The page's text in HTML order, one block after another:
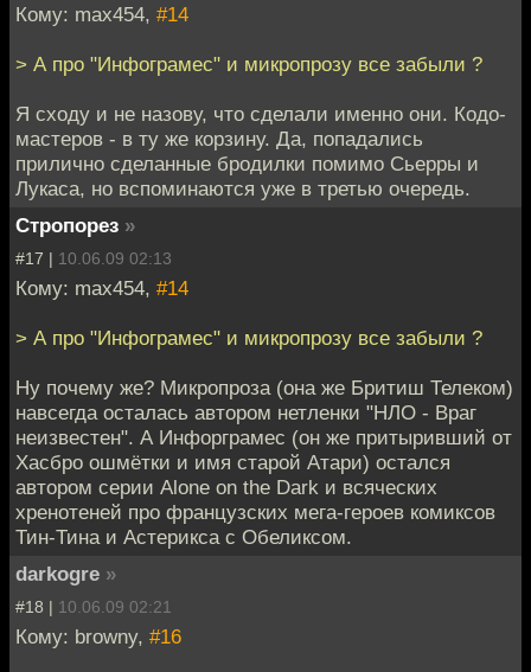
Кому: max454, #14
> А про "Инфограмес" и микропрозу все забыли ?
Я сходу и не назову, что сделали именно они. Кодо-
мастеров - в ту же корзину. Да, попадались
прилично сделанные бродилки помимо Сьерры и
Лукаса, но вспоминаются уже в третью очередь.
Стропорез »
#17 | 10.06.09 02:13
Кому: max454, #14
> А про "Инфограмес" и микропрозу все забыли ?
Ну почему же? Микропроза (она же Бритиш Телеком)
навсегда осталась автором нетленки "НЛО - Враг
неизвестен". А Инфорграмес (он же притыривший от
Хасбро ошмётки и имя старой Атари) остался
автором серии Alone on the Dark и всяческих
хренотеней про французских мега-героев комиксов
Тин-Тина и Астерикса с Обеликсом.
darkogre »
#18 | 10.06.09 02:21
Кому: browny, #16